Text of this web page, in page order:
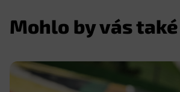
Mohlo by vás